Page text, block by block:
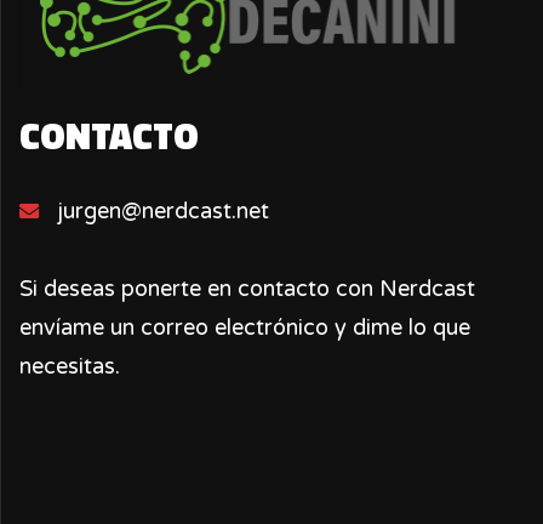
CONTACTO
jurgen@nerdcast.net
Si deseas ponerte en contacto con Nerdcast
envíame un correo electrónico y dime lo que
necesitas.